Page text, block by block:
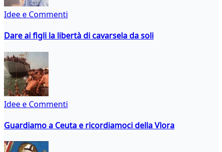
Idee e Commenti
Dare ai figli la libertà di cavarsela da soli
Idee e Commenti
Guardiamo a Ceuta e ricordiamoci della Vlora